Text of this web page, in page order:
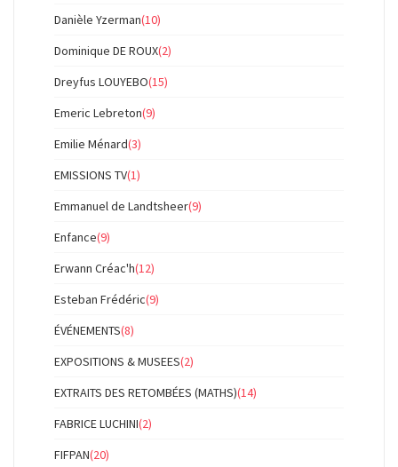
Danièle Yzerman(10)
Dominique DE ROUX(2)
Dreyfus LOUYEBO(15)
Emeric Lebreton(9)
Emilie Ménard(3)
EMISSIONS TV(1)
Emmanuel de Landtsheer(9)
Enfance(9)
Erwann Créac'h(12)
Esteban Frédéric(9)
ÉVÉNEMENTS(8)
EXPOSITIONS & MUSEES(2)
EXTRAITS DES RETOMBÉES (MATHS)(14)
FABRICE LUCHINI(2)
FIFPAN(20)